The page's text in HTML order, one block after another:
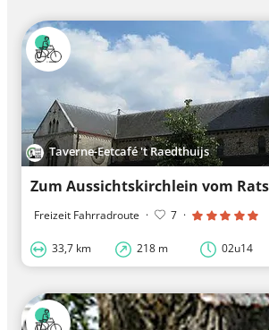
Taverne-Eetcafé 't Raedthuijs
Zum Aussichtskirchlein vom
Freizeit Fahrradroute · 7 ·
33,7 km 218 m 02u14